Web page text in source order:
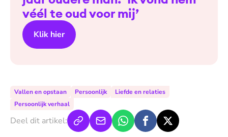
véél te oud voor mij’
Klik hier
Vallen en opstaan Persoonlijk
Liefde en relaties
Persoonlijk verhaal
Deel dit artikel: